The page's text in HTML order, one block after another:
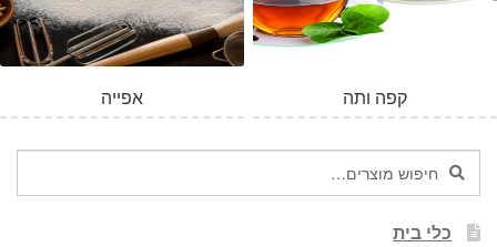
אפייה קפה ותה
חיפוש
עבור:
חיפוש
כלי בית